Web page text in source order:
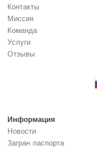
Контакты
Миссия
Команда
Услуги
Отзывы
Информация
Новости
Загран. паспорта